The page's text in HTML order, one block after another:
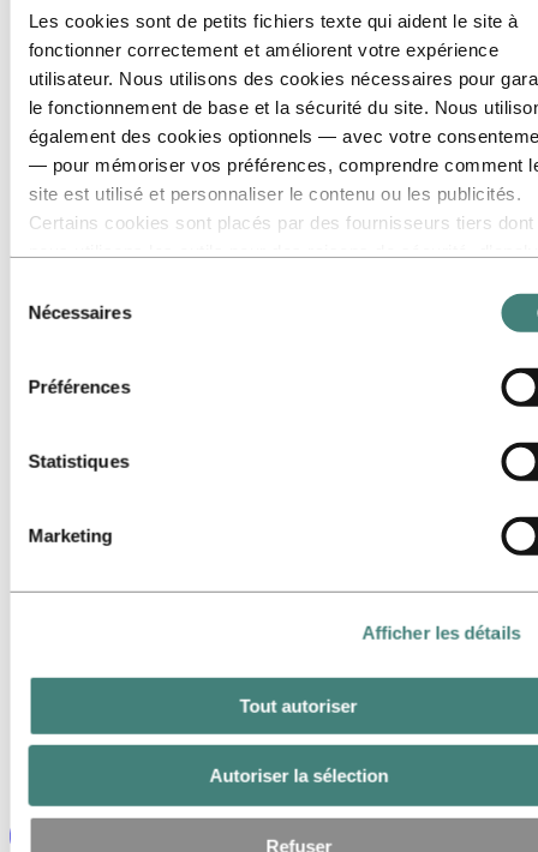
Les cookies sont de petits fichiers texte qui aident le site à
fonctionner correctement et améliorent votre expérience
utilisateur. Nous utilisons des cookies nécessaires pour
le fonctionnement de base et la sécurité du site. Nous
également des cookies optionnels — avec votre
— pour mémoriser vos préférences, comprendre comment
site est utilisé et personnaliser le contenu ou les publicités.
Certains cookies sont placés par des fournisseurs tiers dont
collectées lors de votre utilisation de notre site avec d’autres
données que vous leur avez fournies ou qu’ils ont collectées
comme responsable d’un cookie tiers est le Responsable du
correspondants. Vous pouvez consulter ces tiers dans la
Nécessaires
Préférences
Statistiques
Marketing
Afficher les détails
Tout autoriser
Autoriser la sélection
Refuser